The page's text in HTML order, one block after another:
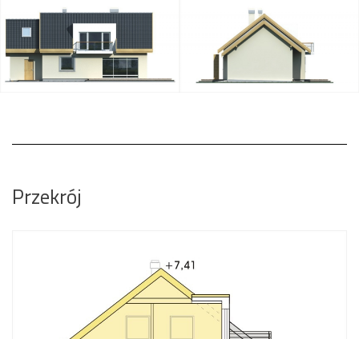
Przekrój